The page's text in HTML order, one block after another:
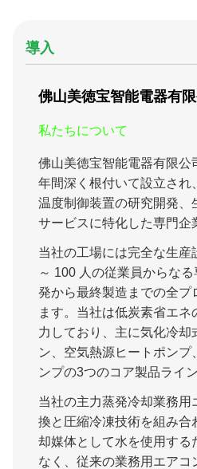
導入
佛山美徳宝智能電器有限
私たちについて
佛山美徳宝智能電器有限公
年間深く根付いて設立され
温度制御装置の研究開発、
サービスに特化した専門企
当社の工場には完全な生産
～ 100 人の従業員からな
発から最終製造までの全プ
ます。当社は低炭素省エ
力しており、主に気化冷却
ン、空気熱源ヒートポンプ
ンプの3つのコア製品ライ
当社の主力蒸発冷却業務用
換と圧縮冷凍技術を組み合
却媒体として水を使用する
なく、従来の業務用エアコ